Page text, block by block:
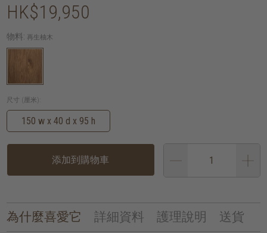
HK$19,950
物料: 再生柚木
尺寸 (厘米):
150 w x 40 d x 95 h
添加到購物車
為什麼喜愛它 詳細資料 護理說明 送貨